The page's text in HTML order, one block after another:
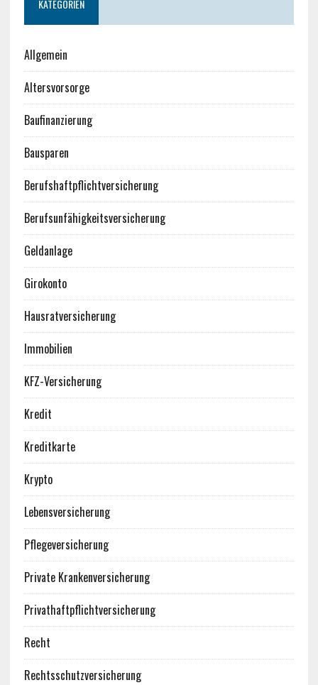
KATEGORIEN
Allgemein
Altersvorsorge
Baufinanzierung
Bausparen
Berufshaftpflichtversicherung
Berufsunfähigkeitsversicherung
Geldanlage
Girokonto
Hausratversicherung
Immobilien
KFZ-Versicherung
Kredit
Kreditkarte
Krypto
Lebensversicherung
Pflegeversicherung
Private Krankenversicherung
Privathaftpflichtversicherung
Recht
Rechtsschutzversicherung